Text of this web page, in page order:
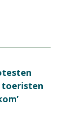
toeristen